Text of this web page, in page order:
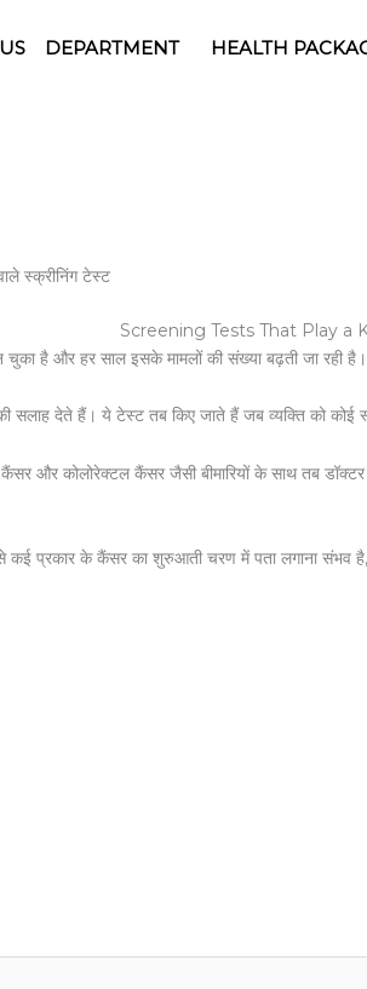
DEPARTMENT HEALTH
स्क्रीनिंग टेस्ट
है और हर साल इसके मामलों की संख्या बढ़ती जा रही
सलाह देते हैं। ये टेस्ट तब किए जाते हैं जब व्यक्ति को
और कोलोरेक्टल कैंसर जैसी बीमारियों के साथ तब
से कई प्रकार के कैंसर का शुरुआती चरण में पता लगाना संभव